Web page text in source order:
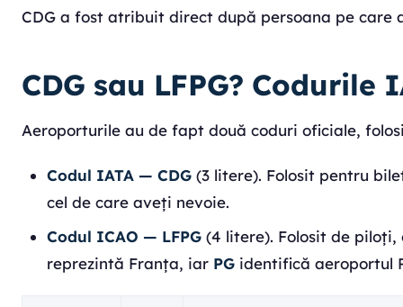
CDG a fost atribuit direct după persoana pe care
CDG sau LFPG? Codurile
Aeroporturile au de fapt două coduri oficiale,
Codul IATA — CDG (3 litere). Folosit pentru
cel de care aveți nevoie.
Codul ICAO — LFPG (4 litere). Folosit de
reprezintă Franța, iar PG identifică aeroportul